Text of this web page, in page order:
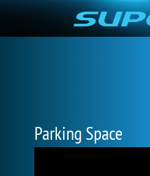
Parking Space